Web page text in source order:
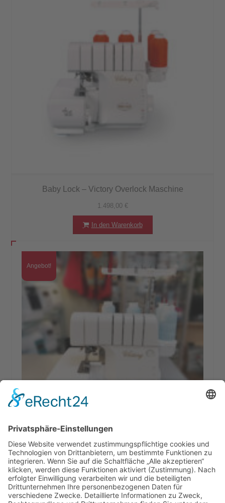
Baby Lock – Victory Overlock Maschine
1.498,00 €
In den Warenkorb
Angebot!
Baby Lock – Victory Overlock Maschine
(Vorführmodell)
1.498,00€ 1.273,00€